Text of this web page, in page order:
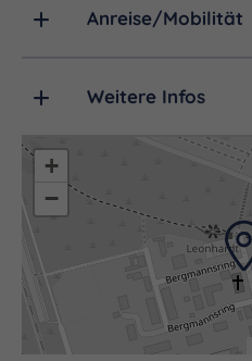
Anreise/Mobilität
Weitere Infos
+
−